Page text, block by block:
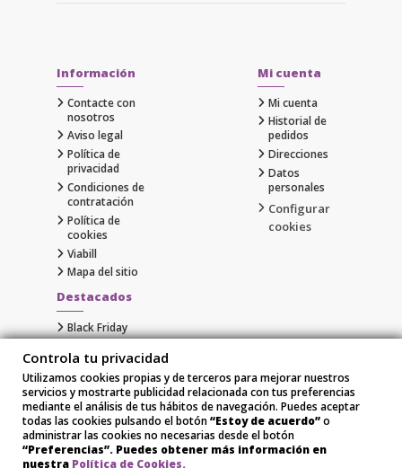
Información
Contacte con
nosotros
Aviso legal
Política de
privacidad
Condiciones de
contratación
Política de
cookies
Viabill
Mapa del sitio
Mi cuenta
Mi cuenta
Historial de
pedidos
Direcciones
Datos
personales
Configurar
cookies
Destacados
Black Friday
Gaming
Comprar Apple al Mejor Precio
Samsung
Xiaomi
Controla tu privacidad
Utilizamos cookies propias y de terceros para mejorar nuestros
servicios y mostrarte publicidad relacionada con tus preferencias
mediante el análisis de tus hábitos de navegación. Puedes aceptar
todas las cookies pulsando el botón“Estoy de acuerdo”o
administrar las cookies no necesarias desde el botón
“Preferencias”. Puedes obtener más información en
nuestra Política de Cookies.